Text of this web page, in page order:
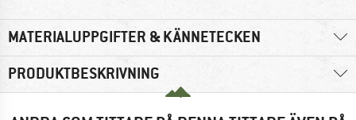
MATERIALUPPGIFTER & KÄNNETECKEN
PRODUKTBESKRIVNING